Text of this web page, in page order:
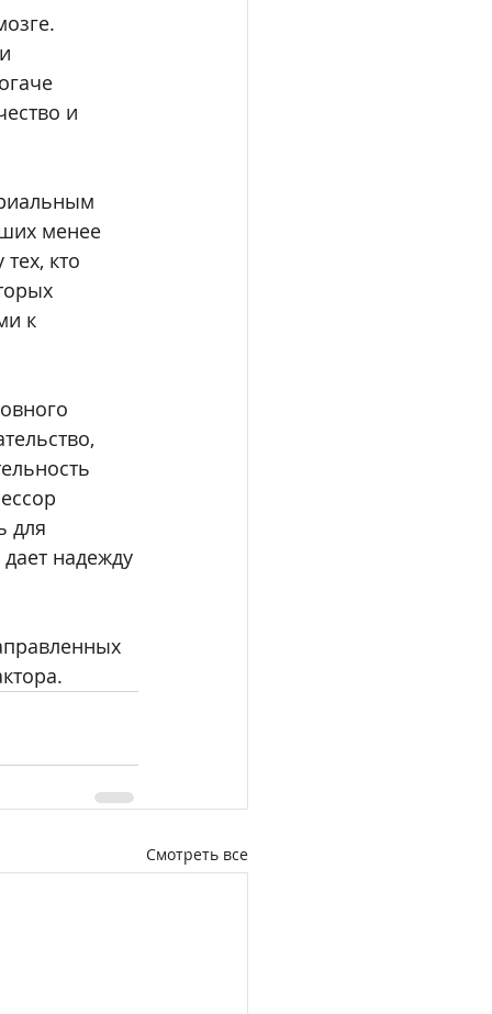
и
менее
кто
к
для
надежду
Смотреть все